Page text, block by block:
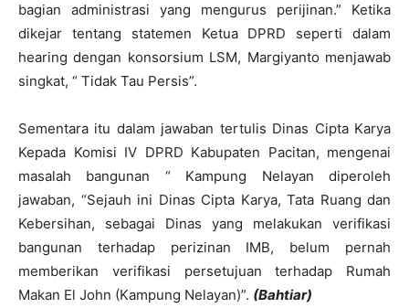
bagian administrasi yang mengurus perijinan.” Ketika
dikejar tentang statemen Ketua DPRD seperti dalam
hearing dengan konsorsium LSM, Margiyanto menjawab
singkat, “ Tidak Tau Persis”.
Sementara itu dalam jawaban tertulis Dinas Cipta Karya
Kepada Komisi IV DPRD Kabupaten Pacitan, mengenai
masalah bangunan “ Kampung Nelayan diperoleh
jawaban, “Sejauh ini Dinas Cipta Karya, Tata Ruang dan
Kebersihan, sebagai Dinas yang melakukan verifikasi
bangunan terhadap perizinan IMB, belum pernah
memberikan verifikasi persetujuan terhadap Rumah
Makan El John (Kampung Nelayan)”. (Bahtiar)